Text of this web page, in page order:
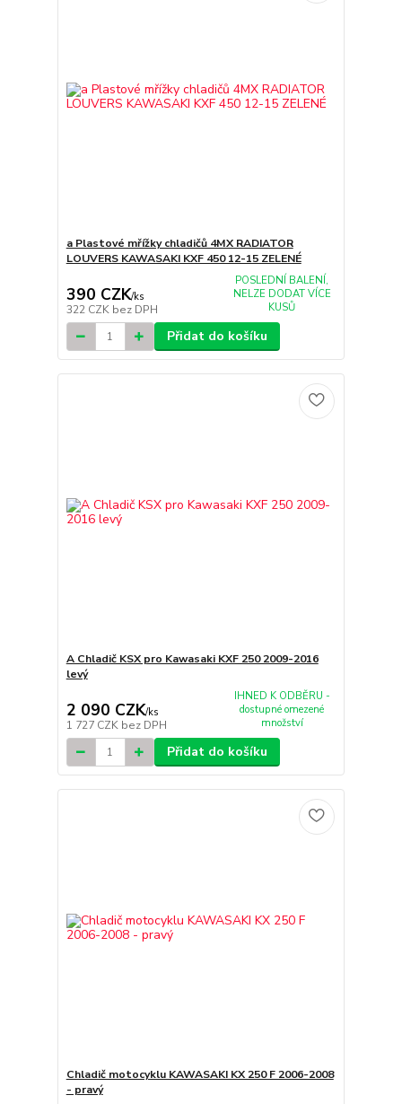
a Plastové mřížky chladičů 4MX RADIATOR
LOUVERS KAWASAKI KXF 450 12-15 ZELENÉ
390 CZK/ks
322 CZK bez DPH
POSLEDNÍ BALENÍ,
NELZE DODAT VÍCE
KUSŮ
Přidat do košíku
A Chladič KSX pro Kawasaki KXF 250 2009-2016
levý
2 090 CZK/ks
1 727 CZK bez DPH
IHNED K ODBĚRU -
dostupné omezené
množství
Přidat do košíku
Chladič motocyklu KAWASAKI KX 250 F 2006-2008
- pravý